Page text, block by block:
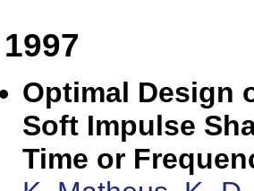
1997
Optimal Design
Soft Impulse
Time or